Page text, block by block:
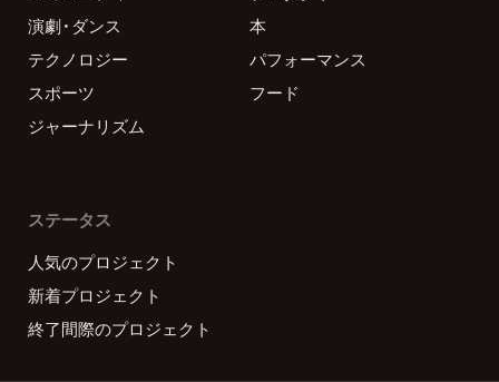
演劇・ダンス
本
テクノロジー
パフォーマンス
スポーツ
フード
ジャーナリズム
ステータス
人気のプロジェクト
新着プロジェクト
終了間際のプロジェクト